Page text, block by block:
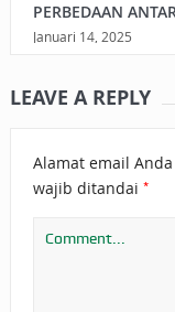
PERBEDAAN
Januari 14, 2025
LEAVE A REPLY
Alamat email
wajib ditandai *